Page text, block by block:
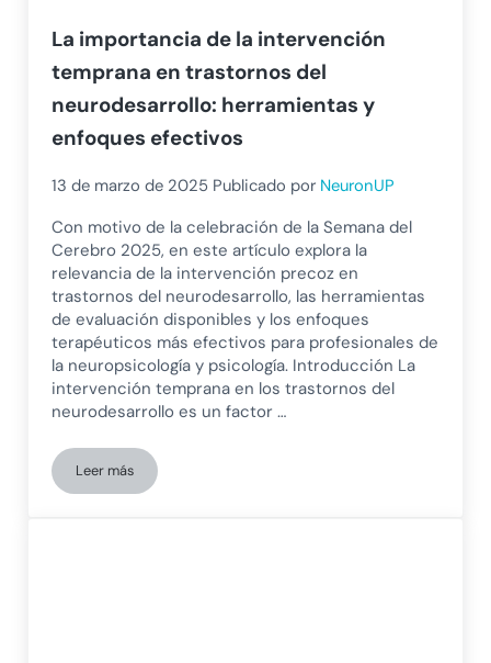
La importancia de la intervención
temprana en trastornos del
neurodesarrollo: herramientas y
enfoques efectivos
13 de marzo de 2025 Publicado por NeuronUP
Con motivo de la celebración de la Semana del
Cerebro 2025, en este artículo explora la
relevancia de la intervención precoz en
trastornos del neurodesarrollo, las herramientas
de evaluación disponibles y los enfoques
terapéuticos más efectivos para profesionales de
la neuropsicología y psicología. Introducción La
intervención temprana en los trastornos del
neurodesarrollo es un factor …
Leer másLa importancia de la intervención temprana en trastornos